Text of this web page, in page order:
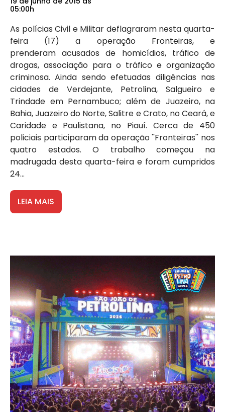
05:00h
As polícias Civil e Militar deflagraram nesta quarta-
feira (17) a operação Fronteiras, e
prenderam acusados de homicídios, tráfico de
drogas, associação para o tráfico e organização
criminosa. Ainda sendo efetuadas diligências nas
cidades de Verdejante, Petrolina, Salgueiro e
Trindade em Pernambuco; além de Juazeiro, na
Bahia, Juazeiro do Norte, Salitre e Crato, no Ceará, e
Caridade e Paulistana, no Piauí. Cerca de 450
policiais participaram da operação ''Fronteiras'' nos
quatro estados. O trabalho começou na
madrugada desta quarta-feira e foram cumpridos
24...
LEIA MAIS